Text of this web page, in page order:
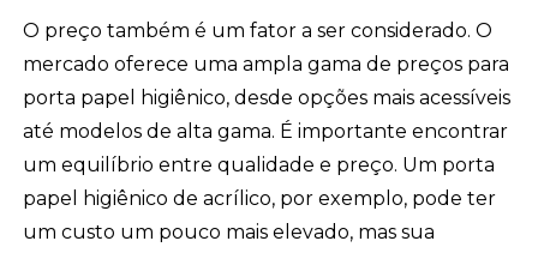
O preço também é um fator a ser considerado. O
mercado oferece uma ampla gama de preços para
porta papel higiênico, desde opções mais acessíveis
até modelos de alta gama. É importante encontrar
um equilíbrio entre qualidade e preço. Um porta
papel higiênico de acrílico, por exemplo, pode ter
um custo um pouco mais elevado, mas sua